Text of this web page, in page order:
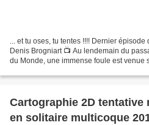
... et tu oses, tu tentes !!!! Dernier épisode du Tour du Monde Sodebo par
Denis Brogniart 📺 Au lendemain du
du Monde, une immense foule est venue
Cartographie 2D
en solitaire multicoque